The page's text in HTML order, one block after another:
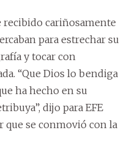
cariñosamente
para estrechar su
y tocar con
“Que Dios lo bendiga
ha hecho en su
dijo para EFE
que se conmovió con la